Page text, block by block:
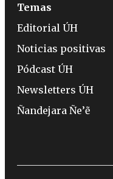
Temas
Editorial ÚH
Noticias positivas
Pódcast ÚH
Newsletters ÚH
Ñandejara Ñe’ẽ